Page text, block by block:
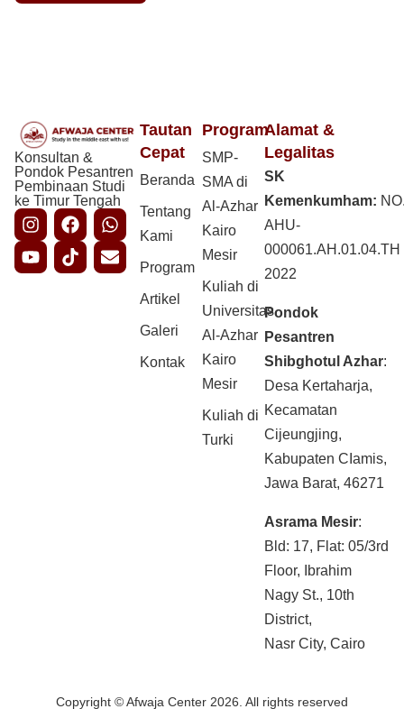
Konsultan &
Pondok Pesantren
Pembinaan Studi
ke Timur Tengah
Tautan
Cepat
Beranda
Tentang
Kami
Program
Artikel
Galeri
Kontak
Program
SMP-
SMA di
Al-Azhar
Kairo
Mesir
Kuliah di
Universitas
Al-Azhar
Kairo
Mesir
Kuliah di
Turki
Alamat &
Legalitas
SK
Kemenkumham:
AHU-
000061.AH.01.04.TH
2022
Pondok
Pesantren
Shibghotul Azhar:
Desa Kertaharja,
Kecamatan
Cijeungjing,
Kabupaten CIamis,
Jawa Barat, 46271
Asrama Mesir:
Bld: 17, Flat: 05/3rd
Floor, Ibrahim
Nagy St., 10th
District,
Nasr City, Cairo
Copyright © Afwaja Center 2026. All rights reserved